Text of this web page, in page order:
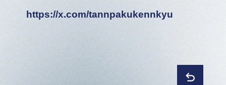
https://x.com/tannpakukennkyu